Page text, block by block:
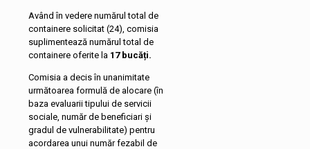
Având în vedere numărul total de
containere solicitat (24), comisia
suplimentează numărul total de
containere oferite la 17 bucăți.
Comisia a decis în unanimitate
următoarea formulă de alocare (în
baza evaluarii tipului de servicii
sociale, număr de beneficiari și
gradul de vulnerabilitate) pentru
acordarea unui număr fezabil de